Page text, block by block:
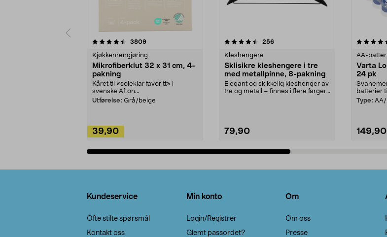
3809anmeldelser
Kjøkkenrengjøring
Mikrofiberklut 32 x 31 cm, 4-
pakning
Kåret til «soleklar favoritt» i
svenske Afton...
Utførelse: Grå/beige
39,90
4.5av 5 stjerner 256anmeldelser
Kleshengere
Sklisikre kleshengere i tre
med metallpinne, 8-pakning
Elegant og skikkelig kleshenger av
tre og metall – finnes i flere farger.
79,90
4.5av 5 stjerner
AA-
Varta
24 pk
batterier
Type: AA/
149,90
Kundeservice
Ofte stilte spørsmål
Kontakt oss
Min konto
Login/Registrer
Glemt passordet?
Om
Om oss
Presse